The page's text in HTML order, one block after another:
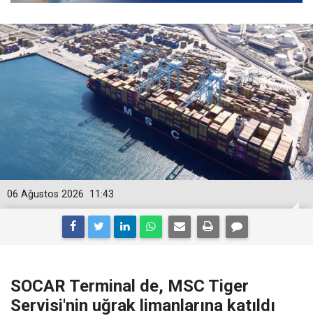
11:43
06 Ağustos 2026
SOCAR Terminal de, MSC Tiger
Servisi'nin uğrak limanlarına katıldı